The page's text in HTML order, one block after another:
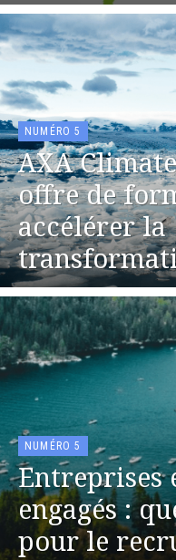
NUMÉRO 5
AXA
offre de
accélérer la
NUMÉRO 5
Entreprises
engagés :
pour le